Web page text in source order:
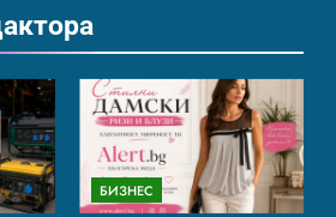
Ритуали от други култури,
ИСТОРИЯ
Идеи за съвременен дизайн
БИЗНЕС